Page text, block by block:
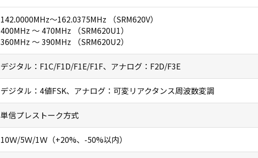
142.0000MHz～162.0375MHz （SRM620V）
400MHz ～ 470MHz （SRM620U1）
360MHz ～ 390MHz （SRM620U2）
デジタル：F1C/F1D/F1E/F1F、アナログ：F2D/F3E
デジタル：4値FSK、アナログ：可変リアクタンス周波数変調
単信プレストーク方式
10Ｗ/5Ｗ/1Ｗ（+20%、-50%以内）